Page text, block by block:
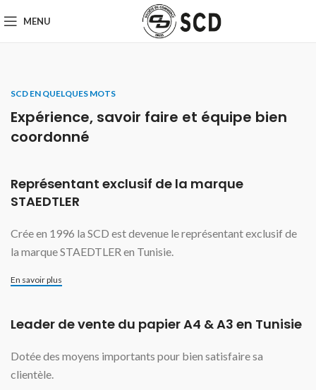
MENU
SCD EN QUELQUES MOTS
Expérience, savoir faire et équipe bien
coordonné
Représentant exclusif de la marque
STAEDTLER
Crée en 1996 la SCD est devenue le représentant exclusif de
la marque STAEDTLER en Tunisie.
En savoir plus
Leader de vente du papier A4 & A3 en Tunisie
Dotée des moyens importants pour bien satisfaire sa
clientèle.